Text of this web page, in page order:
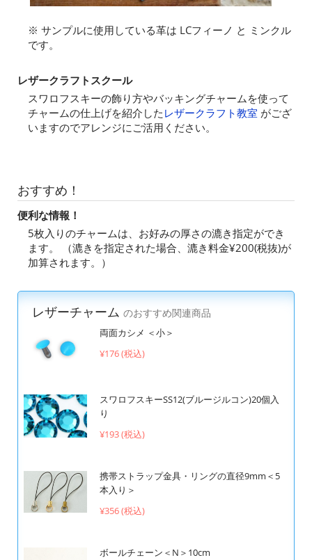
※ サンプルに使用している革は LCフィーノ と ミンクル
です。
レザークラフトスクール
スワロフスキーの飾り方やバッキングチャームを使って
チャームの仕上げを紹介した レザークラフト教室 がござ
いますのでアレンジにご活用ください。
おすすめ！
便利な情報！
5枚入りのチャームは、お好みの厚さの漉き指定ができ
ます。 （漉きを指定された場合、漉き料金¥200(税抜)が
加算されます。）
レザーチャーム のおすすめ関連商品
両面カシメ ＜小＞
¥176 (税込)
スワロフスキーSS12(ブルージルコン)20個入
り
¥193 (税込)
携帯ストラップ金具・リングの直径9mm＜5
本入り＞
¥356 (税込)
ボールチェーン＜N＞10cm